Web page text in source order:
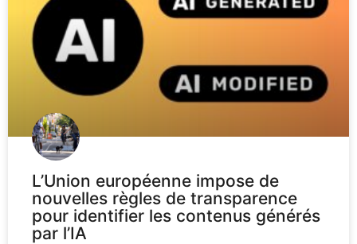
L’Union européenne impose de
nouvelles règles de transparence
pour identifier les contenus générés
par l’IA